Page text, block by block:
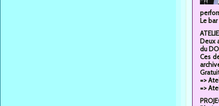
Le
Deux
du
Ces
=>
=>